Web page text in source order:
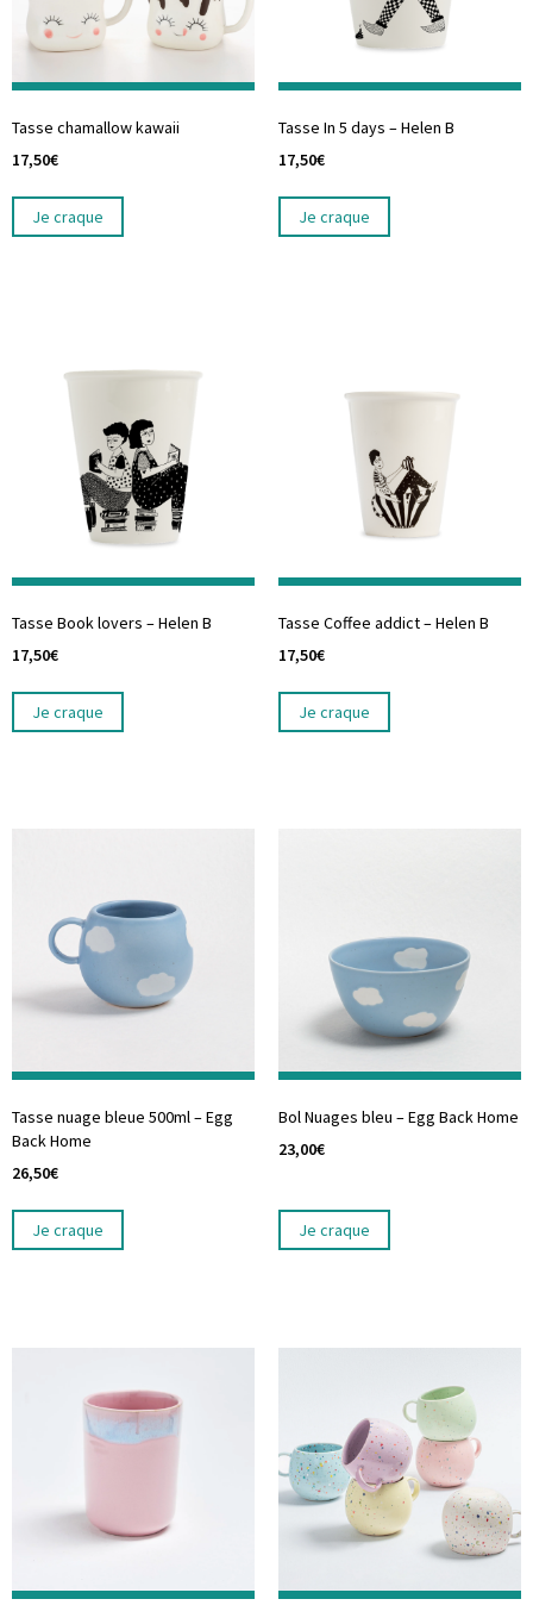
Tasse chamallow kawaii
17,50€
Je craque
Tasse In 5 days – Helen B
17,50€
Je craque
Tasse Book lovers – Helen B
17,50€
Je craque
Tasse Coffee addict – Helen B
17,50€
Je craque
Tasse nuage bleue 500ml – Egg
Back Home
26,50€
Je craque
Bol Nuages bleu – Egg Back Home
23,00€
Je craque